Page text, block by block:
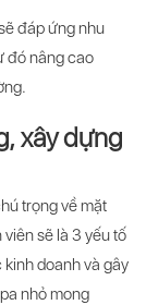
đáp ứng nhu
đó nâng cao
xây dựng
trọng về mặt
sẽ là 3 yếu tố
doanh và gây
nhỏ mong